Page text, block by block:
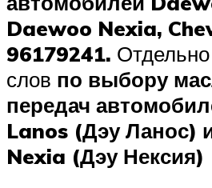
Daewoo Nexia,
96179241.
слов по выбору
передач
Lanos (Дэу Ланос)
Nexia (Дэу Нексия)